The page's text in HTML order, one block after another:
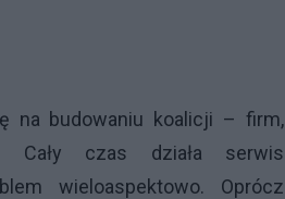
na budowaniu koalicji – firm,
Cały czas działa serwis
wieloaspektowo. Oprócz